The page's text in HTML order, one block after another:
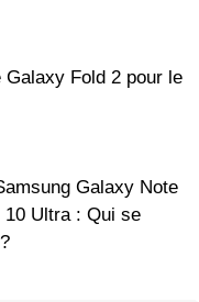
Fold 2 pour le
Galaxy Note
Ultra : Qui se